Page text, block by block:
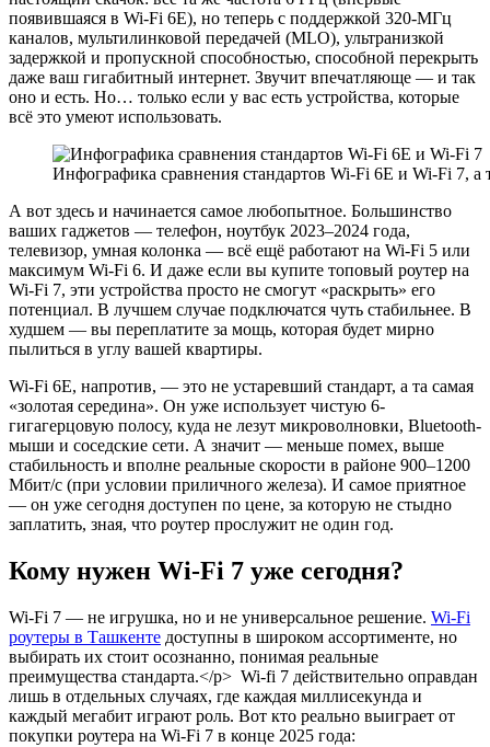
появившаяся в Wi-Fi 6E), но теперь с поддержкой 320-МГц
каналов, мультилинковой передачей (MLO), ультранизкой
задержкой и пропускной способностью, способной перекрыть
даже ваш гигабитный интернет. Звучит впечатляюще — и так
оно и есть. Но… только если у вас есть устройства, которые
всё это умеют использовать.
Инфографика сравнения стандартов Wi-Fi 6E и Wi-Fi 7, а
А вот здесь и начинается самое любопытное. Большинство
ваших гаджетов — телефон, ноутбук 2023–2024 года,
телевизор, умная колонка — всё ещё работают на Wi-Fi 5 или
максимум Wi-Fi 6. И даже если вы купите топовый роутер на
Wi-Fi 7, эти устройства просто не смогут «раскрыть» его
потенциал. В лучшем случае подключатся чуть стабильнее. В
худшем — вы переплатите за мощь, которая будет мирно
пылиться в углу вашей квартиры.
Wi-Fi 6E, напротив, — это не устаревший стандарт, а та самая
«золотая середина». Он уже использует чистую 6-
гигагерцовую полосу, куда не лезут микроволновки, Bluetooth-
мыши и соседские сети. А значит — меньше помех, выше
стабильность и вполне реальные скорости в районе 900–1200
Мбит/с (при условии приличного железа). И самое приятное
— он уже сегодня доступен по цене, за которую не стыдно
заплатить, зная, что роутер прослужит не один год.
Кому нужен Wi-Fi 7 уже сегодня?
Wi-Fi 7 — не игрушка, но и не универсальное решение. Wi-Fi
роутеры в Ташкенте доступны в широком ассортименте, но
выбирать их стоит осознанно, понимая реальные
преимущества стандарта.</p> Wi-fi 7 действительно оправдан
лишь в отдельных случаях, где каждая миллисекунда и
каждый мегабит играют роль. Вот кто реально выиграет от
покупки роутера на Wi-Fi 7 в конце 2025 года: